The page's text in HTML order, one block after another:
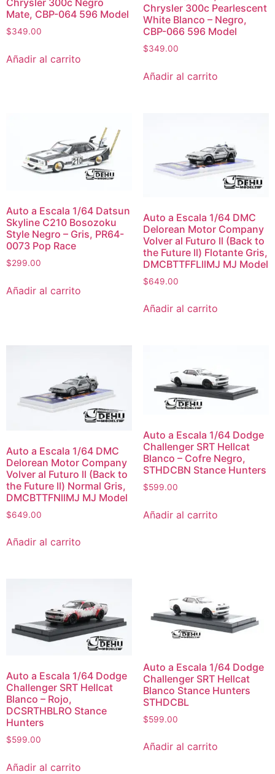
Chrysler 300c Negro
Mate, CBP-064 596 Model
$349.00
Añadir al carrito
Chrysler 300c Pearlescent
White Blanco – Negro,
CBP-066 596 Model
$349.00
Añadir al carrito
Auto a Escala 1/64 Datsun
Skyline C210 Bosozoku
Style Negro – Gris, PR64-
0073 Pop Race
$299.00
Añadir al carrito
Auto a Escala 1/64 DMC
Delorean Motor Company
Volver al Futuro ll (Back to
the Future ll) Flotante Gris,
DMCBTTFFLllMJ MJ Model
$649.00
Añadir al carrito
Auto a Escala 1/64 DMC
Delorean Motor Company
Volver al Futuro ll (Back to
the Future ll) Normal Gris,
DMCBTTFNllMJ MJ Model
$649.00
Añadir al carrito
Auto a Escala 1/64 Dodge
Challenger SRT Hellcat
Blanco – Cofre Negro,
STHDCBN Stance Hunters
$599.00
Añadir al carrito
Auto a Escala 1/64 Dodge
Challenger SRT Hellcat
Blanco – Rojo,
DCSRTHBLRO Stance
Hunters
$599.00
Añadir al carrito
Auto a Escala 1/64 Dodge
Challenger SRT Hellcat
Blanco Stance Hunters
STHDCBL
$599.00
Añadir al carrito